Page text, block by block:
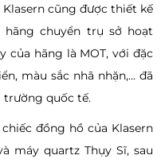
cũng được thiết kế
hãng chuyển trụ sở hoạt
của hãng là MOT, với đặc
màu sắc nhã nhặn,... đã
quốc tế.
đồng hồ của Klasern
máy quartz Thụy Sĩ, sau